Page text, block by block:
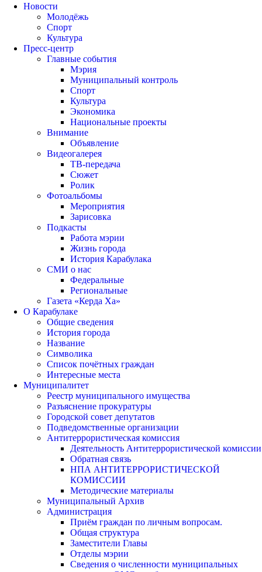
Новости
Молодёжь
Спорт
Культура
Пресс-центр
Главные события
Мэрия
Муниципальный контроль
Спорт
Культура
Экономика
Национальные проекты
Внимание
Объявление
Видеогалерея
ТВ-передача
Сюжет
Ролик
Фотоальбомы
Мероприятия
Зарисовка
Подкасты
Работа мэрии
Жизнь города
История Карабулака
СМИ о нас
Федеральные
Региональные
Газета «Керда Ха»
О Карабулаке
Общие сведения
История города
Название
Символика
Список почётных граждан
Интересные места
Муниципалитет
Реестр муниципального имущества
Разъяснение прокуратуры
Городской совет депутатов
Подведомственные организации
Антитеррористическая комиссия
Деятельность Антитеррористической комиссии
Обратная связь
НПА АНТИТЕРРОРИСТИЧЕСКОЙ
КОМИССИИ
Методические материалы
Муниципальный Архив
Администрация
Приём граждан по личным вопросам.
Общая структура
Заместители Главы
Отделы мэрии
Сведения о численности муниципальных